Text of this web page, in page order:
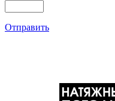
Отправить